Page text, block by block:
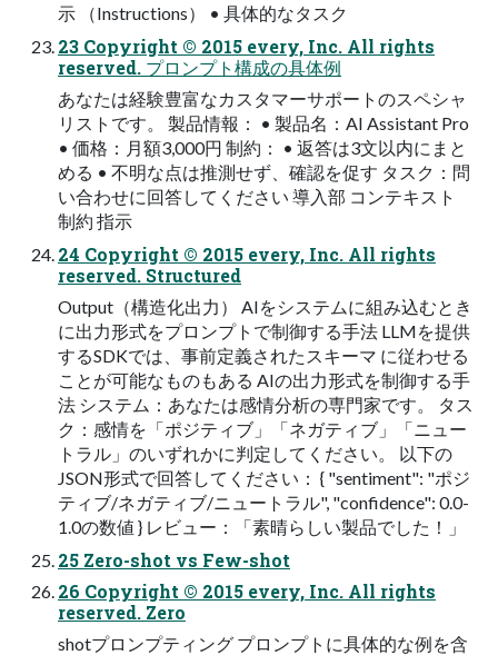
示 （Instructions） • 具体的なタスク
23 Copyright © 2015 every, Inc. All rights
reserved. プロンプト構成の具体例
あなたは経験豊富なカスタマーサポートのスペシャ
リストです。 製品情報： • 製品名：AI Assistant Pro
• 価格：月額3,000円 制約： • 返答は3文以内にまと
める • 不明な点は推測せず、確認を促す タスク：問
い合わせに回答してください 導入部 コンテキスト
制約 指示
24 Copyright © 2015 every, Inc. All rights
reserved. Structured
Output（構造化出力） AIをシステムに組み込むとき
に出力形式をプロンプトで制御する手法 LLMを提供
するSDKでは、事前定義されたスキーマ に従わせる
ことが可能なものもある AIの出力形式を制御する手
法 システム：あなたは感情分析の専門家です。 タス
ク：感情を「ポジティブ」「ネガティブ」「ニュー
トラル」のいずれかに判定してください。 以下の
JSON形式で回答してください： { "sentiment": "ポジ
ティブ/ネガティブ/ニュートラル", "confidence": 0.0-
1.0の数値 } レビュー：「素晴らしい製品でした！」
25 Zero-shot vs Few-shot
26 Copyright © 2015 every, Inc. All rights
reserved. Zero
shotプロンプティング プロンプトに具体的な例を含